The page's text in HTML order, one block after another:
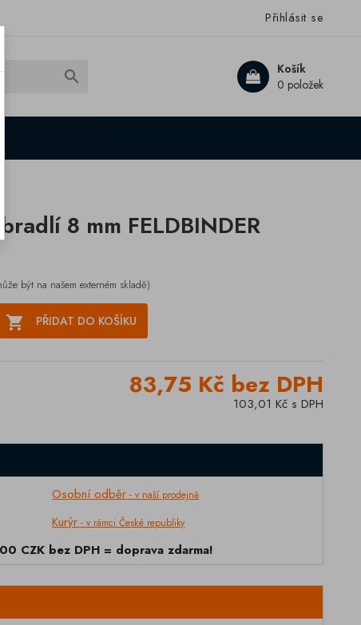
Přihlásit se
Košík
0 položek

8 mm FELDBINDER
být na našem externém skladě)
 PŘIDAT DO KOŠÍKU
83,75 Kč bez DPH
103,01 Kč s DPH
Osobní odběr - v naší prodejně
Kurýr - v rámci České republiky
CZK bez DPH = doprava zdarma!